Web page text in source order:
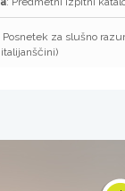
Posnetek za slušno